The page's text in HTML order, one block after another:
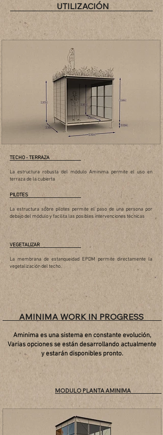
UTILIZACIÓN
TECHO - TERRAZA
La estructura robusta del módulo Aminima permite el uso en
terraza de la cubierta
PILOTES
La estructura sobre pilotes permite el paso de una persona por
debajo del módulo y facilita las posibles intervenciones técnicas
VEGETALIZAR
La membrana de estanqueidad EPDM permite directamente la
vegetalización del techo.
AMINIMA WORK IN PROGRESS
Aminima es unasistemaenconstanteevolución,
Variasopcionesse están desarrollando actualmente
y estarán disponibles pronto.
MODULO PLANTA AMINIMA